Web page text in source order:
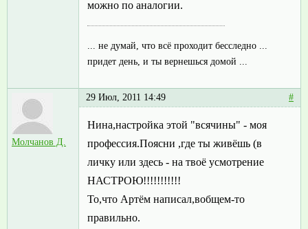
можно по аналогии.
... не думай, что всё проходит бесследно ...
придет день, и ты вернешься домой ...
Молчанов Д.
29 Июл, 2011 14:49 #
Нина,настройка этой "всячины" - моя
профессия.Поясни ,где ты живёшь (в
личку или здесь - на твоё усмотрение
НАСТРОЮ!!!!!!!!!!!
То,что Артём написал,вобщем-то
правильно.